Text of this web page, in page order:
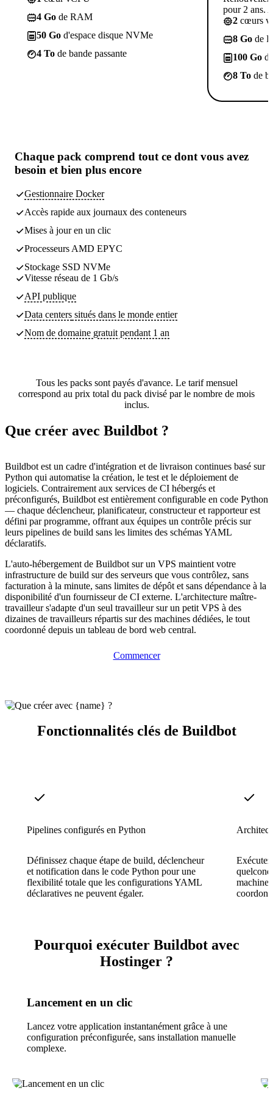
4 Go de RAM
50 Go d'espace disque NVMe
4 To de bande passante
pour 2 ans.
2 cœurs
8 Go de
100 Go
8 To de
Chaque pack comprend tout ce dont vous avez
besoin et bien plus encore
Gestionnaire Docker
Accès rapide aux journaux des conteneurs
Mises à jour en un clic
Processeurs AMD EPYC
Stockage SSD NVMe
Vitesse réseau de 1 Gb/s
API publique
Data centers situés dans le monde entier
Nom de domaine gratuit pendant 1 an
Tous les packs sont payés d'avance. Le tarif mensuel
correspond au prix total du pack divisé par le nombre de mois
inclus.
Que créer avec Buildbot ?
Buildbot est un cadre d'intégration et de livraison continues basé sur
Python qui automatise la création, le test et le déploiement de
logiciels. Contrairement aux services de CI hébergés et
préconfigurés, Buildbot est entièrement configurable en code Python
— chaque déclencheur, planificateur, constructeur et rapporteur est
défini par programme, offrant aux équipes un contrôle précis sur
leurs pipelines de build sans les limites des schémas YAML
déclaratifs.
L'auto-hébergement de Buildbot sur un VPS maintient votre
infrastructure de build sur des serveurs que vous contrôlez, sans
facturation à la minute, sans limites de dépôt et sans dépendance à la
disponibilité d'un fournisseur de CI externe. L'architecture maître-
travailleur s'adapte d'un seul travailleur sur un petit VPS à des
dizaines de travailleurs répartis sur des machines dédiées, le tout
coordonné depuis un tableau de bord web central.
Commencer
Fonctionnalités clés de Buildbot
Pipelines configurés en Python
Définissez chaque étape de build, déclencheur
et notification dans le code Python pour une
flexibilité totale que les configurations YAML
déclaratives ne peuvent égaler.
Pourquoi exécuter Buildbot avec
Hostinger ?
Lancement en un clic
Lancez votre application instantanément grâce à une
configuration préconfigurée, sans installation manuelle
complexe.